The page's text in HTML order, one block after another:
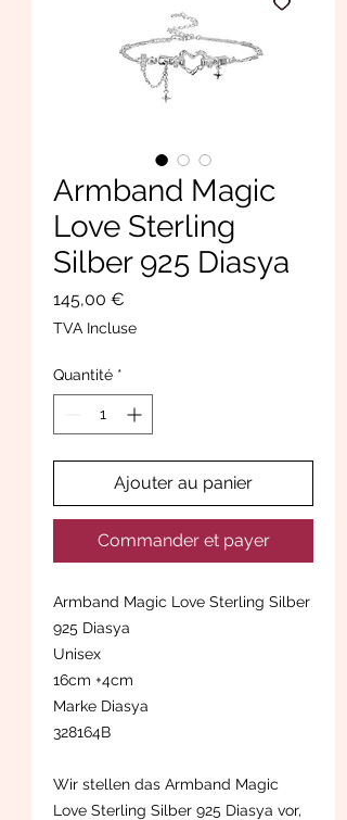
Armband Magic
Love Sterling
Silber 925 Diasya
145,00 €
TVA Incluse
Quantité *
Ajouter au panier
Commander et payer
Armband Magic Love Sterling Silber
925 Diasya
Unisex
16cm +4cm
Marke Diasya
328164B
Wir stellen das Armband Magic
Love Sterling Silber 925 Diasya vor,